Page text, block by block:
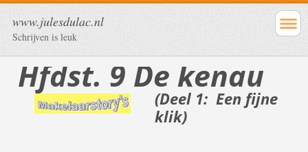
www.julesdulac.nl
Schrijven is leuk
Hfdst. 9 De kenau
(Deel 1: Een fijne
klik)